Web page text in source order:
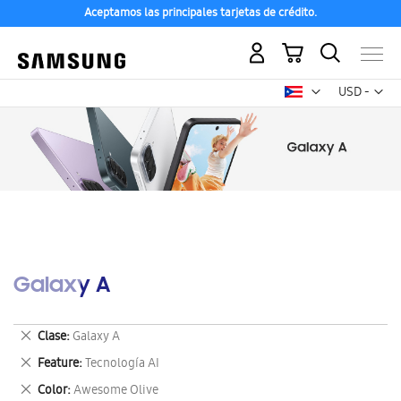
Aceptamos las principales tarjetas de crédito.
USD -
dólar
Mi carrito
Galaxy A
Clase Galaxy A
Eliminar
este
artículo
Feature Tecnología AI
Eliminar
este
Color Awesome Olive
Eliminar